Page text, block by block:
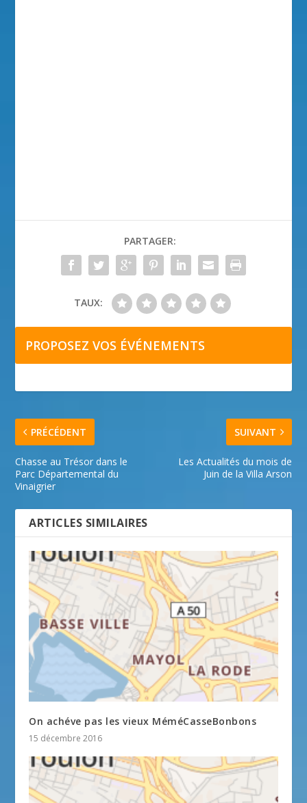
PARTAGER:
TAUX:
PROPOSEZ VOS ÉVÉNEMENTS
PRÉCÉDENT
Chasse au Trésor dans le
Parc Départemental du
Vinaigrier
SUIVANT
Les Actualités du mois de
Juin de la Villa Arson
ARTICLES SIMILAIRES
On achéve pas les vieux MéméCasseBonbons
15 décembre 2016